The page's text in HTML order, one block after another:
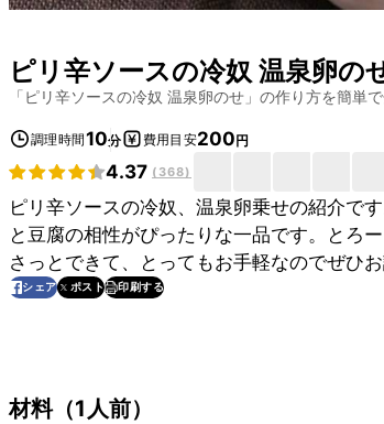
ピリ辛ソースの冷奴 温泉卵の
「ピリ辛ソースの冷奴 温泉卵のせ 」の作り方を簡単
調理時間10分 費用目安200円
4.37 ( 368)
ピリ辛ソースの冷奴、温泉卵乗せの紹介で
と豆腐の相性がぴったりな一品です。とろ
さっとできて、とってもお手軽なのでぜひお
シェア ポスト 印刷する
材料（1人前）